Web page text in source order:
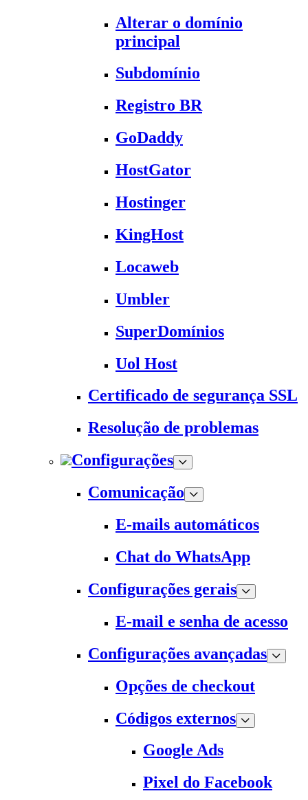
Alterar o domínio
principal
Subdomínio
Registro BR
GoDaddy
HostGator
Hostinger
KingHost
Locaweb
Umbler
SuperDomínios
Uol Host
Certificado de segurança SSL
Resolução de problemas
Configurações
Comunicação
E-mails automáticos
Chat do WhatsApp
Configurações gerais
E-mail e senha de acesso
Configurações avançadas
Opções de checkout
Códigos externos
Google Ads
Pixel do Facebook